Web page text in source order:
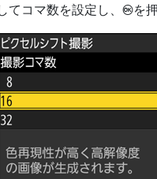
てコマ数を設定し、 Jを